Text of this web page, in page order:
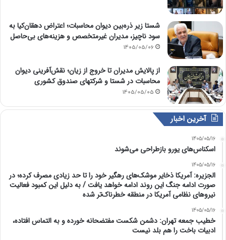
شستا زیر ذره‌بین دیوان محاسبات؛ اعتراض دهقان‌کیا به
سود ناچیز، مدیران غیرمتخصص و هزینه‌های بی‌حاصل
1405/05/06
از پالایش مدیران تا خروج از زیان؛ نقش‌آفرینی دیوان
محاسبات در شستا و شرکتهای صندوق کشوری
1405/05/05
آخرین اخبار
1405/05/16
اسکناس‌های یورو بازطراحی می‌شوند
1405/05/16
الجزیره: آمریکا ذخایر موشک‌های رهگیر خود را تا حد زیادی مصرف کرده؛ در
صورت ادامه جنگ این روند ادامه خواهد یافت / به دلیل این کمبود فعالیت
نیرو‌های نظامی آمریکا در منطقه خطرناک‌تر شده
1405/05/16
خطیب جمعه تهران: دشمن شکست مفتضحانه خورده و به التماس افتاده،
ادبیات باخت را هم بلد نیست